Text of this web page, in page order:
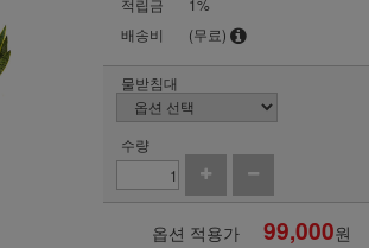
적립금
1%
배송비
(무료)
물받침대
수량
옵션 적용가 99,000원